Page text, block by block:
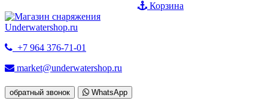
Корзина
+7 964 376-71-01
market@underwatershop.ru
обратный звонок WhatsApp